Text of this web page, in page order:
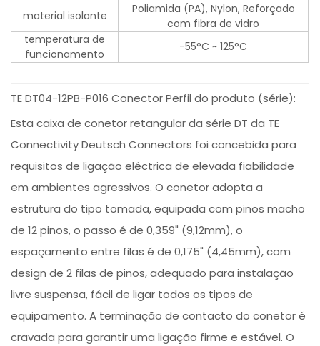
material isolante
Poliamida (PA), Nylon, Reforçado
com fibra de vidro
temperatura de
funcionamento
-55°C ~ 125°C
TE DT04-12PB-P016 Conector Perfil do produto (série):
Esta caixa de conetor retangular da série DT da TE
Connectivity Deutsch Connectors foi concebida para
requisitos de ligação eléctrica de elevada fiabilidade
em ambientes agressivos. O conetor adopta a
estrutura do tipo tomada, equipada com pinos macho
de 12 pinos, o passo é de 0,359" (9,12mm), o
espaçamento entre filas é de 0,175" (4,45mm), com
design de 2 filas de pinos, adequado para instalação
livre suspensa, fácil de ligar todos os tipos de
equipamento. A terminação de contacto do conetor é
cravada para garantir uma ligação firme e estável. O